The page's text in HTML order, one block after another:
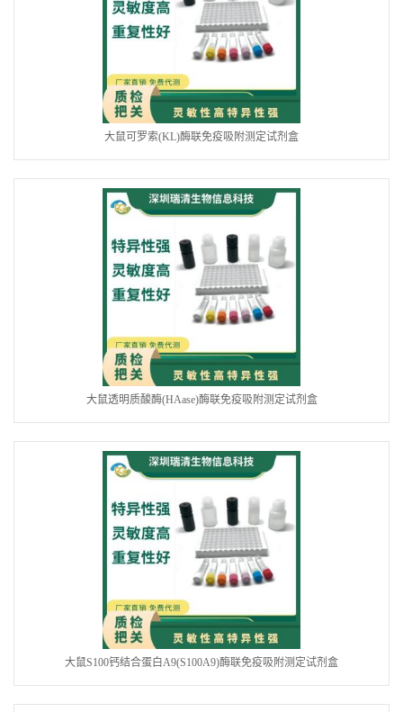
大鼠可罗索(KL)酶联免疫吸附测定试剂盒
大鼠透明质酸酶(HAase)酶联免疫吸附测定试剂盒
大鼠S100钙结合蛋白A9(S100A9)酶联免疫吸附测定试剂盒